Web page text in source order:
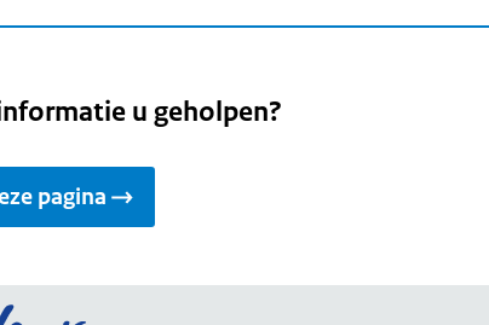
u geholpen?
pagina